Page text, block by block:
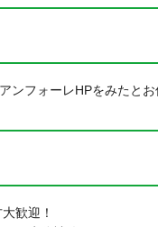
フォーレHPをみたとお
歓迎！